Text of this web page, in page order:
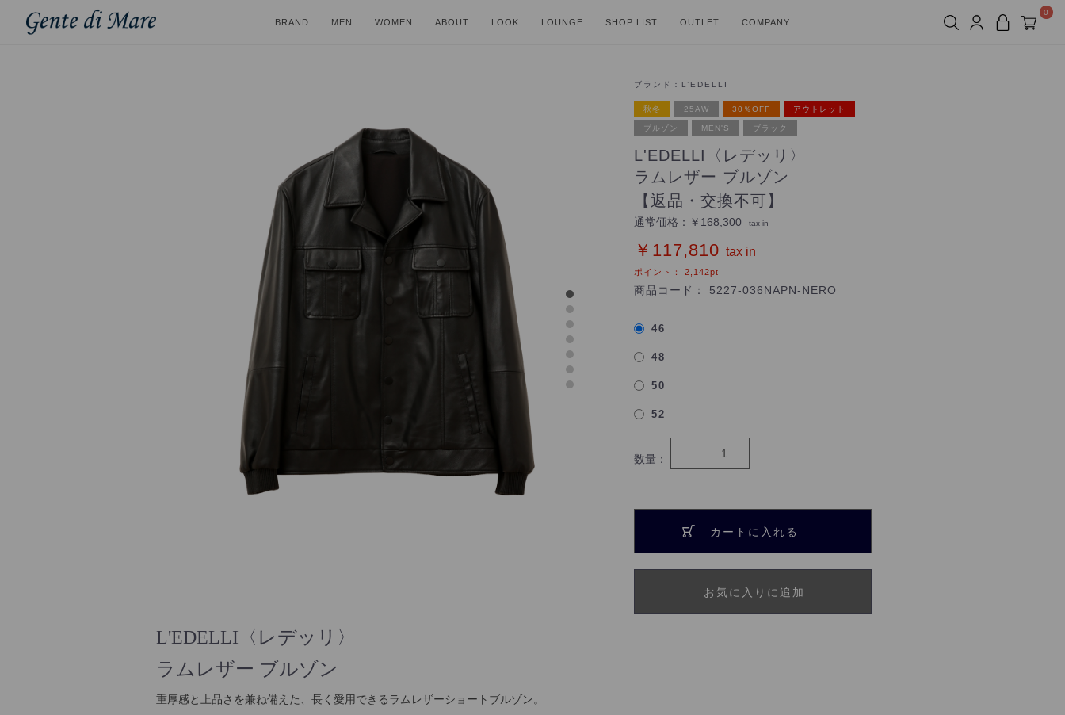
BRAND MEN WOMEN ABOUT LOOK LOUNGE SHOP LIST OUTLET COMPANY
0
ブランド： L’EDELLI
秋冬 25AW 30％OFF アウトレット
ブルゾン MEN'S ブラック
L'EDELLI〈レデッリ〉
ラムレザー ブルゾン
【返品・交換不可】
通常価格： ￥168,300 tax in
￥117,810 tax in
ポイント： 2,142pt
商品コード： 5227-036NAPN-NERO
46
48
50
52
数量：
カートに入れる
お気に入りに追加
L'EDELLI〈レデッリ〉
ラムレザー ブルゾン
重厚感と上品さを兼ね備えた、長く愛用できるラムレザーショートブルゾン。